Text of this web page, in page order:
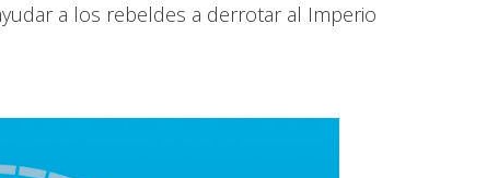
a los rebeldes a derrotar al Imperio